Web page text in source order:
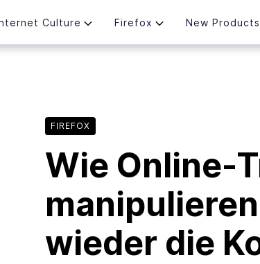
Culture Firefox New Products
FIREFOX
Wie Online-
wieder die